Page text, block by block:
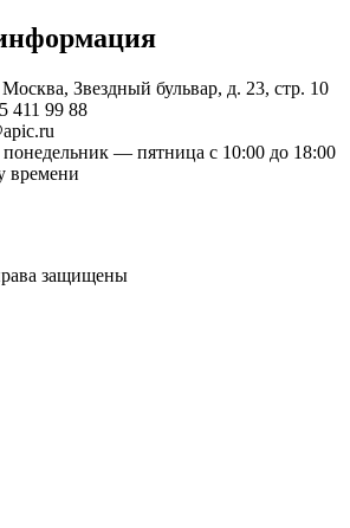
Звездный бульвар, д. 23, стр. 10
411 99 88
понедельник — пятница с 10:00 до 18:00
времени
защищены